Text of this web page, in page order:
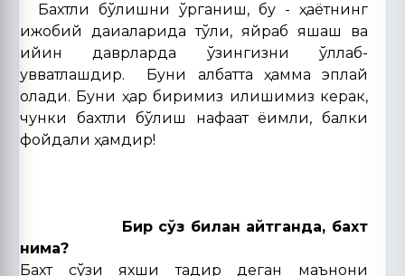
Бахтли бўлишни ўрганиш, бу - ҳаётнинг
ижобий дақиқаларида тўлиқ, яйраб яшаш ва
қийин даврларда ўзингизни қўллаб-
қувватлашдир. Буни албатта ҳамма эплай
олади. Буни ҳар биримиз қилишимиз керак,
чунки бахтли бўлиш нафақат ёқимли, балки
фойдали ҳамдир!
Бир сўз билан айтганда, бахт
нима?
Бахт сўзи яхши тақдир деган маънони